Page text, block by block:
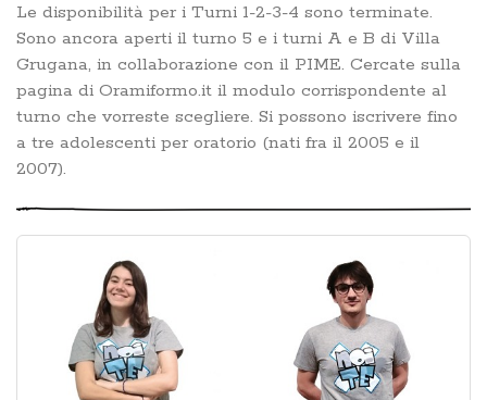
Le disponibilità per i Turni 1-2-3-4 sono terminate.
Sono ancora aperti il turno 5 e i turni A e B di Villa
Grugana, in collaborazione con il PIME. Cercate sulla
pagina di Oramiformo.it il modulo corrispondente al
turno che vorreste scegliere. Si possono iscrivere fino
a tre adolescenti per oratorio (nati fra il 2005 e il
2007).